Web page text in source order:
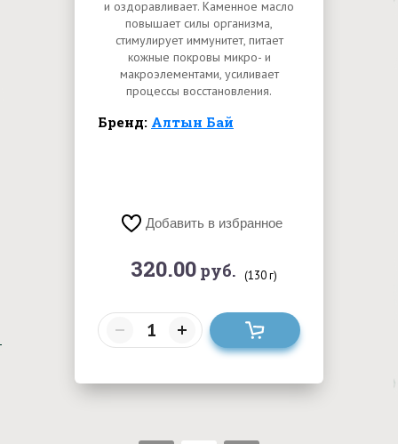
и оздоравливает. Каменное масло
повышает силы организма,
стимулирует иммунитет, питает
кожные покровы микро- и
макроэлементами, усиливает
процессы восстановления.
Бренд: Алтын Бай
Добавить в избранное
320.00руб. (130 г)